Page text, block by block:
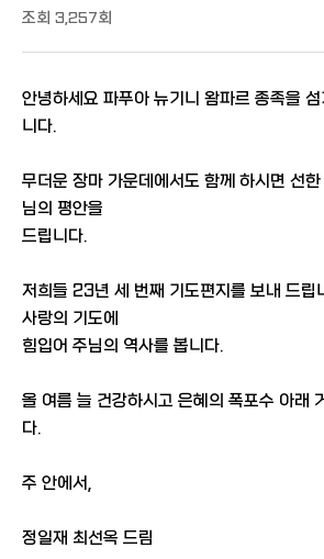
조회 3,257회
안녕하세요 파푸아 뉴기니 왐파르 종족을
니다.
무더운 장마 가운데에서도 함께 하시면 선
님의 평안을
드립니다.
저희들 23년 세 번째 기도편지를 보내 드립
사랑의 기도에
힘입어 주님의 역사를 봅니다.
올 여름 늘 건강하시고 은혜의 폭포수 아래
다.
주 안에서,
정일재 최선옥 드림